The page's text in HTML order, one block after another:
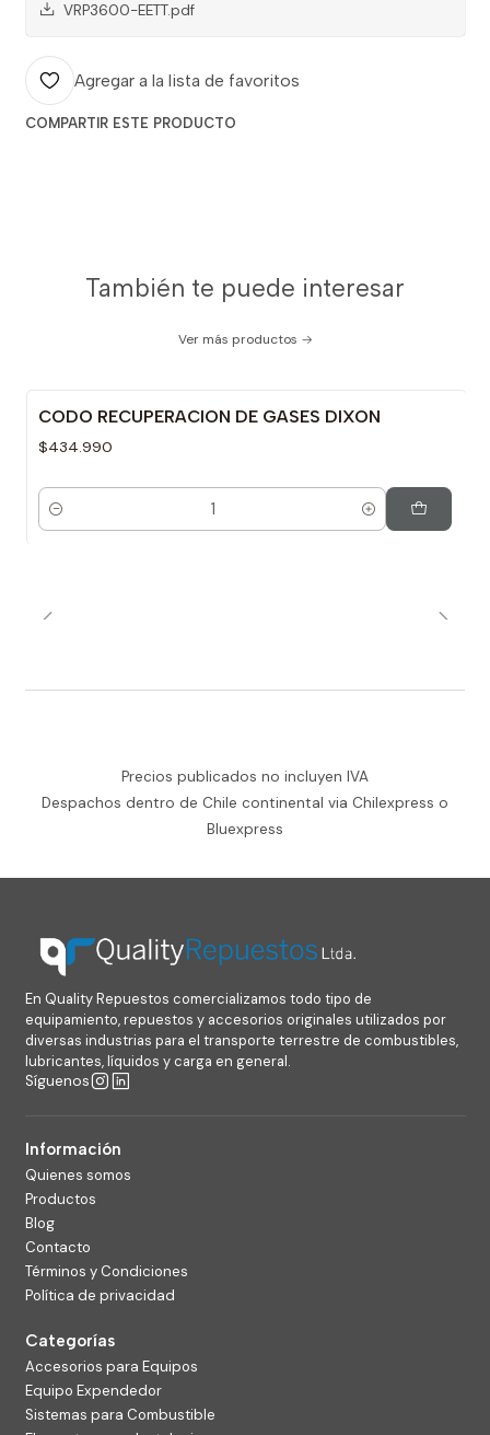
VRP3600-EETT.pdf
Agregar a la lista de favoritos
COMPARTIR ESTE PRODUCTO
También te puede interesar
Ver más productos
CODO RECUPERACION DE GASES DIXON
$434.990
Cantidad
Precios publicados no incluyen IVA
Despachos dentro de Chile continental via Chilexpress o
Bluexpress
En Quality Repuestos comercializamos todo tipo de
equipamiento, repuestos y accesorios originales utilizados por
diversas industrias para el transporte terrestre de combustibles,
lubricantes, líquidos y carga en general.
Síguenos
Información
Quienes somos
Productos
Blog
Contacto
Términos y Condiciones
Política de privacidad
Categorías
Accesorios para Equipos
Equipo Expendedor
Sistemas para Combustible